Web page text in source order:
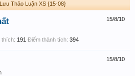
Thảo Luận XS {15-08}
15/8/10
191 Điểm thành tích: 394
15/8/10